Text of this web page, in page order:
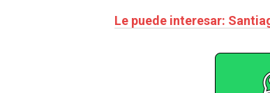
Le puede interesar: